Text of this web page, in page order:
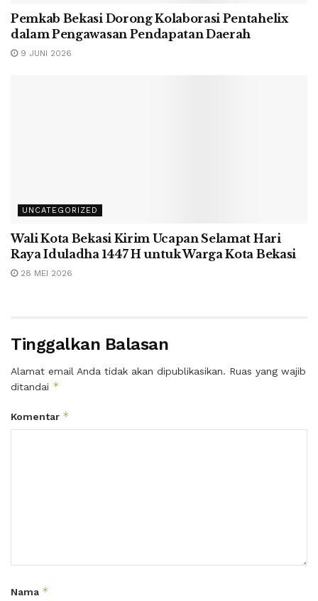
Pemkab Bekasi Dorong Kolaborasi Pentahelix
dalam Pengawasan Pendapatan Daerah
9 JUNI 2026
UNCATEGORIZED
Wali Kota Bekasi Kirim Ucapan Selamat Hari
Raya Iduladha 1447 H untuk Warga Kota Bekasi
28 MEI 2026
Tinggalkan Balasan
Alamat email Anda tidak akan dipublikasikan. Ruas yang wajib
ditandai *
Komentar *
Nama *